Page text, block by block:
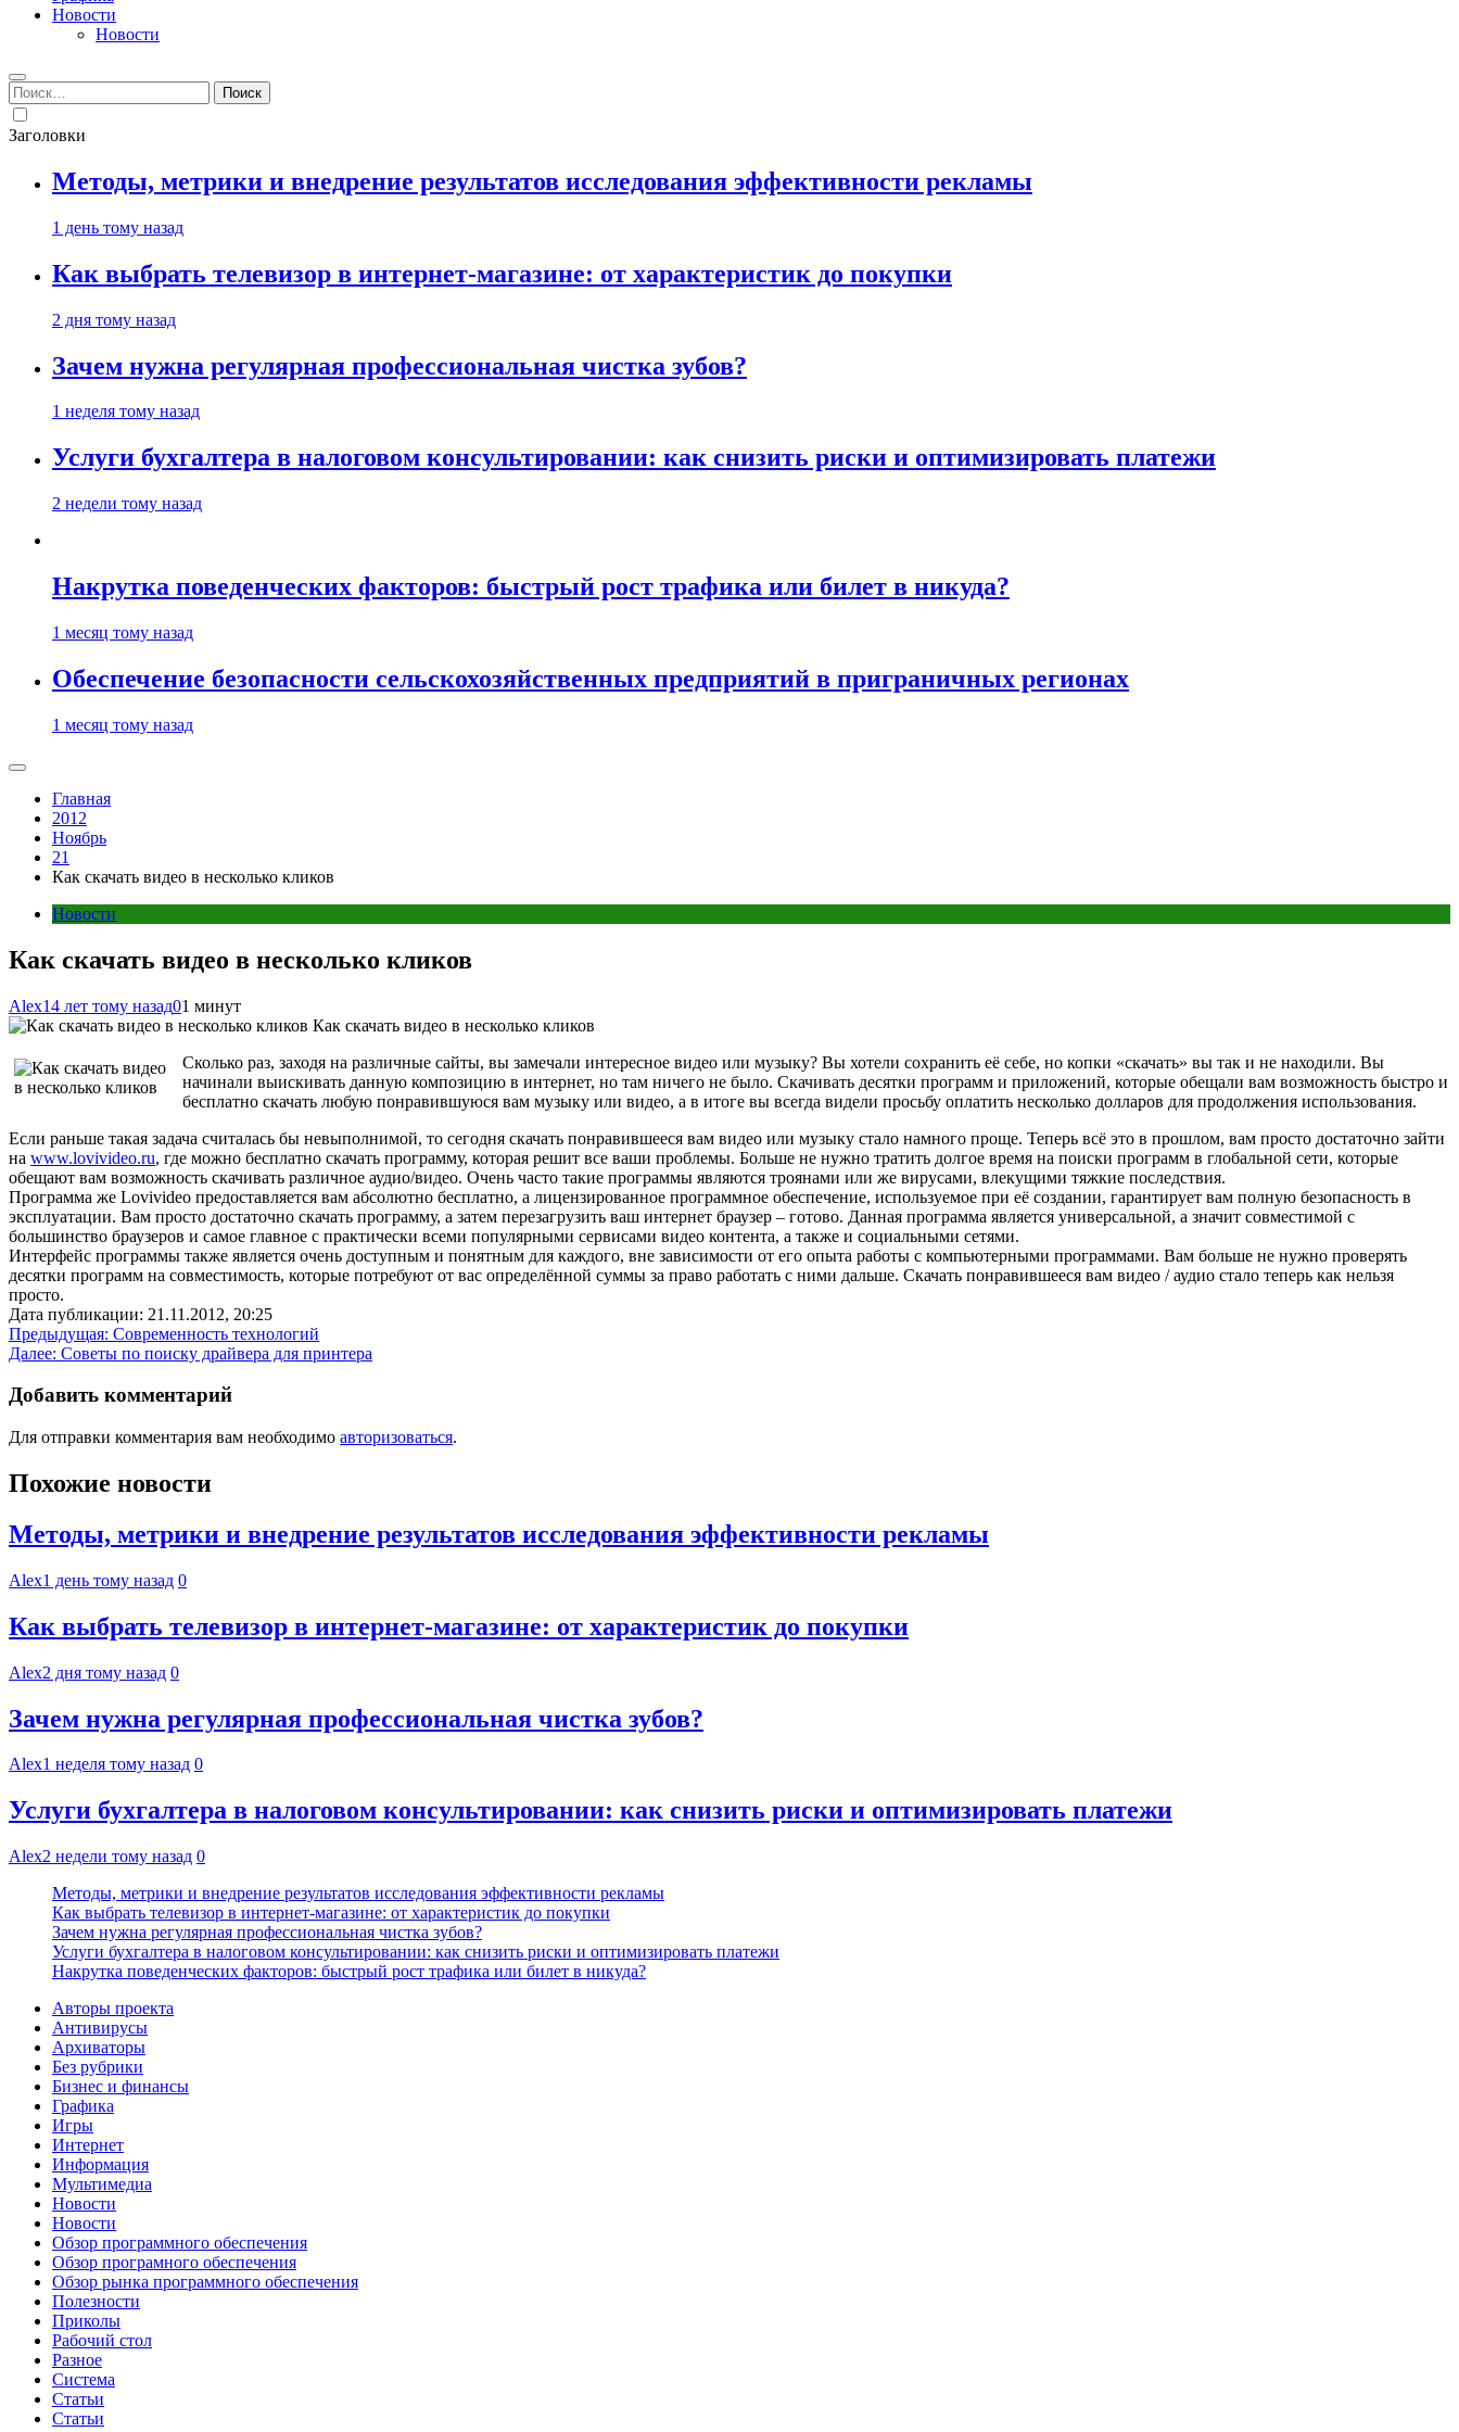
Новости
Новости
Найти:
Заголовки
Методы, метрики и внедрение результатов исследования эффективности рекламы
1 день тому назад
Как выбрать телевизор в интернет-магазине: от характеристик до покупки
2 дня тому назад
Зачем нужна регулярная профессиональная чистка зубов?
1 неделя тому назад
Услуги бухгалтера в налоговом консультировании: как снизить риски и оптимизировать платежи
2 недели тому назад
Накрутка поведенческих факторов: быстрый рост трафика или билет в никуда?
1 месяц тому назад
Обеспечение безопасности сельскохозяйственных предприятий в приграничных регионах
1 месяц тому назад
Главная
2012
Ноябрь
21
Как скачать видео в несколько кликов
Новости
Как скачать видео в несколько кликов
Alex14 лет тому назад01 минут
Как скачать видео в несколько кликов
Сколько раз, заходя на различные сайты, вы замечали интересное видео или музыку? Вы хотели сохранить её себе, но копки «скачать» вы так и не находили. Вы
начинали выискивать данную композицию в интернет, но там ничего не было. Скачивать десятки программ и приложений, которые обещали вам возможность быстро и
бесплатно скачать любую понравившуюся вам музыку или видео, а в итоге вы всегда видели просьбу оплатить несколько долларов для продолжения использования.
Если раньше такая задача считалась бы невыполнимой, то сегодня скачать понравившееся вам видео или музыку стало намного проще. Теперь всё это в прошлом, вам просто достаточно зайти
на www.lovivideo.ru, где можно бесплатно скачать программу, которая решит все ваши проблемы. Больше не нужно тратить долгое время на поиски программ в глобальной сети, которые
обещают вам возможность скачивать различное аудио/видео. Очень часто такие программы являются троянами или же вирусами, влекущими тяжкие последствия.
Программа же Lovivideo предоставляется вам абсолютно бесплатно, а лицензированное программное обеспечение, используемое при её создании, гарантирует вам полную безопасность в
эксплуатации. Вам просто достаточно скачать программу, а затем перезагрузить ваш интернет браузер – готово. Данная программа является универсальной, а значит совместимой с
большинство браузеров и самое главное с практически всеми популярными сервисами видео контента, а также и социальными сетями.
Интерфейс программы также является очень доступным и понятным для каждого, вне зависимости от его опыта работы с компьютерными программами. Вам больше не нужно проверять
десятки программ на совместимость, которые потребуют от вас определённой суммы за право работать с ними дальше. Скачать понравившееся вам видео / аудио стало теперь как нельзя
просто.
Дата публикации: 21.11.2012, 20:25
Навигация
по
записям
Предыдущая: Современность технологий
Далее: Советы по поиску драйвера для принтера
Добавить комментарий
Для отправки комментария вам необходимо авторизоваться.
Похожие новости
Методы, метрики и внедрение результатов исследования эффективности рекламы
Alex1 день тому назад 0
Как выбрать телевизор в интернет-магазине: от характеристик до покупки
Alex2 дня тому назад 0
Зачем нужна регулярная профессиональная чистка зубов?
Alex1 неделя тому назад 0
Услуги бухгалтера в налоговом консультировании: как снизить риски и оптимизировать платежи
Alex2 недели тому назад 0
Методы, метрики и внедрение результатов исследования эффективности рекламы
Как выбрать телевизор в интернет-магазине: от характеристик до покупки
Зачем нужна регулярная профессиональная чистка зубов?
Услуги бухгалтера в налоговом консультировании: как снизить риски и оптимизировать платежи
Накрутка поведенческих факторов: быстрый рост трафика или билет в никуда?
Авторы проекта
Антивирусы
Архиваторы
Без рубрики
Бизнес и финансы
Графика
Игры
Интернет
Информация
Мультимедиа
Новости
Новости
Обзор программного обеспечения
Обзор програмного обеспечения
Обзор рынка программного обеспечения
Полезности
Приколы
Рабочий стол
Разное
Система
Статьи
Статьи